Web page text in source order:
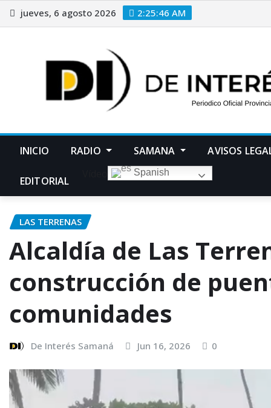
jueves, 6 agosto 2026 2:25:48 AM
INICIO RADIO SAMANA AVISOS
EDITORIAL
Spanish
LAS TERRENAS
Alcaldía de Las
construcción de
comunidades
De Interés Samaná Jun 16, 2026 0